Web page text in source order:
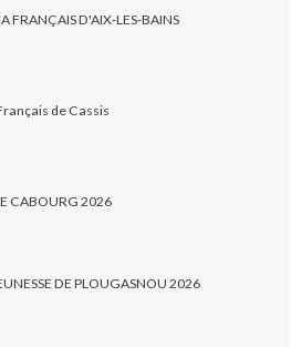
FRANÇAIS D'AIX-LES-BAINS
de Cassis
CABOURG 2026
DE PLOUGASNOU 2026